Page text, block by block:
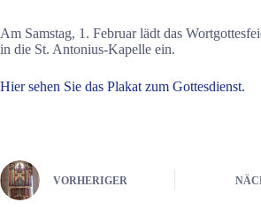
Am Samstag, 1. Februar lädt das
in die St. Antonius-Kapelle ein.
Hier sehen Sie das Plakat zum Gottesdienst.
VORHERIGER